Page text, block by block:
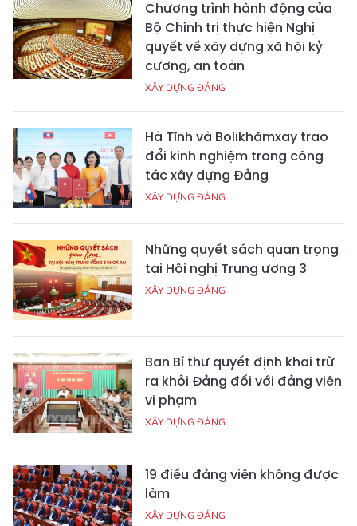
Chương trình hành động của
Bộ Chính trị thực hiện Nghị
quyết về xây dựng xã hội kỷ
cương, an toàn
XÂY DỰNG ĐẢNG
Hà Tĩnh và Bolikhămxay trao
đổi kinh nghiệm trong công
tác xây dựng Đảng
XÂY DỰNG ĐẢNG
Những quyết sách quan trọng
tại Hội nghị Trung ương 3
XÂY DỰNG ĐẢNG
Ban Bí thư quyết định khai trừ
ra khỏi Đảng đối với đảng viên
vi phạm
XÂY DỰNG ĐẢNG
19 điều đảng viên không được
làm
XÂY DỰNG ĐẢNG